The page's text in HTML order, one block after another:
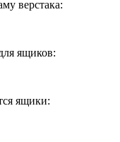
верстака:
ящиков:
ящики: